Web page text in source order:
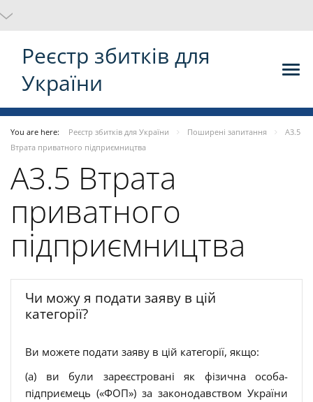
Реєстр збитків для
України
You are here: Реєстр збитків для України Поширені запитання
A3.5
Втрата приватного підприємництва
A3.5 Втрата
приватного
підприємництва
Чи можу я подати заяву в цій
категорії?
Ви можете подати заяву в цій категорії, якщо:
(a) ви були зареєстровані як фізична особа-
підприємець («ФОП») за законодавством України